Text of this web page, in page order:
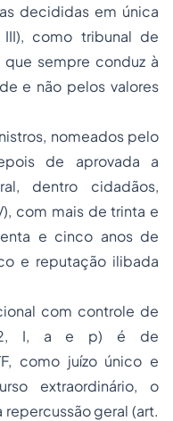
decididas em única
como tribunal de
sempre conduz à
e não pelos valores
, nomeados pelo
de aprovada a
dentro cidadãos,
com mais de trinta e
e cinco anos de
e reputação ilibada
com controle de
I, a e p) é de
como juízo único e
extraordinário, o
geral (art.